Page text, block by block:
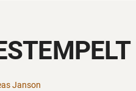
Janson